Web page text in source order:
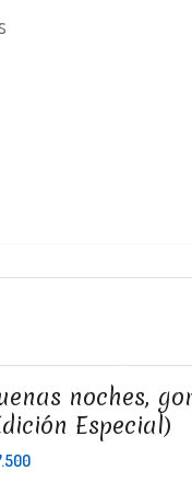
noches,
Especial)